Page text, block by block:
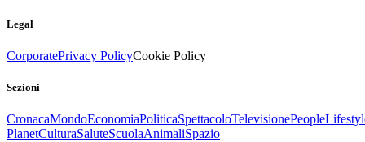
Legal
CorporatePrivacy PolicyCookie Policy
Sezioni
CronacaMondoEconomiaPoliticaSpettacoloTelevisionePeople
PlanetCulturaSaluteScuolaAnimaliSpazio